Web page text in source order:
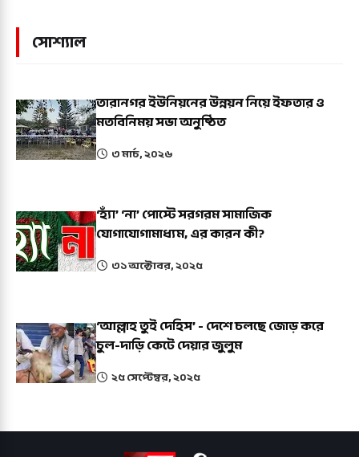
সোশ্যাল
তারানগর ইউনিয়নের উন্নয়ন নিয়ে ইফতার ও
মতবিনিময় সভা অনুষ্ঠিত
৩ মার্চ, ২০২৬
‘হ্যাঁ’ ‘না’ পোস্টে সরগরম সামাজিক
যোগাযোগামাধ্যম, এর কারন কী?
৩১ অক্টোবর, ২০২৫
‘আল্লাহ তুই দেহিস’ - দেশে চলছে জোড় করে
চুল-দাড়ি কেটে দেয়ার জুলুম
২৫ সেপ্টেম্বর, ২০২৫